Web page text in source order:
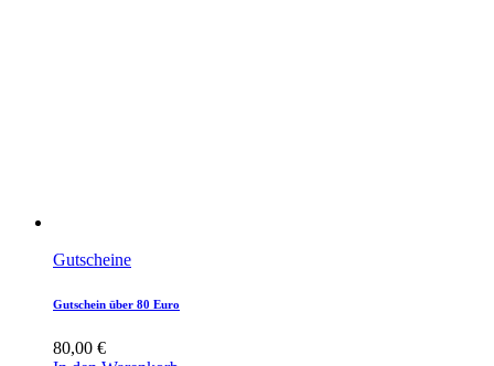
Gutscheine
Gutschein über 80 Euro
80,00 €